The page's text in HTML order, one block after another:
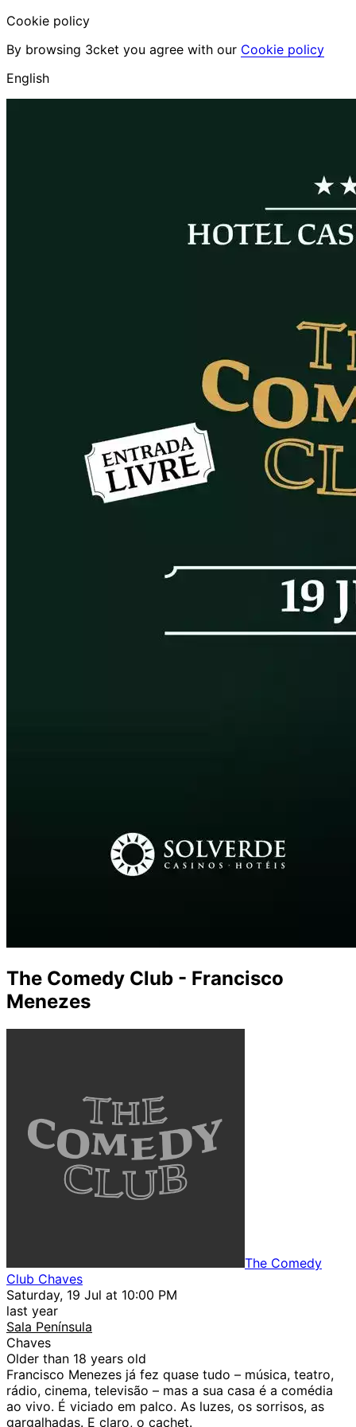
Cookie policy
By browsing 3cket you agree with our Cookie policy
English
The Comedy Club - Francisco
Menezes
The Comedy
Club Chaves
Saturday, 19 Jul at 10:00 PM
last year
Sala Península
Chaves
Older than 18 years old
Francisco Menezes já fez quase tudo – música, teatro,
rádio, cinema, televisão – mas a sua casa é a comédia
ao vivo. É viciado em palco. As luzes, os sorrisos, as
gargalhadas. E claro, o cachet.